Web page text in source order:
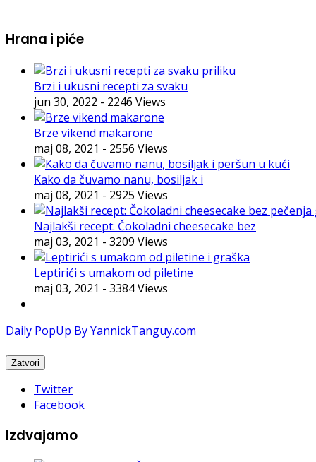
Hrana i piće
Brzi i ukusni recepti za svaku
jun 30, 2022 - 2246 Views
Brze vikend makarone
maj 08, 2021 - 2556 Views
Kako da čuvamo nanu, bosiljak i
maj 08, 2021 - 2925 Views
Najlakši recept: Čokoladni cheesecake bez
maj 03, 2021 - 3209 Views
Leptirići s umakom od piletine
maj 03, 2021 - 3384 Views
Daily PopUp By YannickTanguy.com
Twitter
Facebook
Izdvajamo